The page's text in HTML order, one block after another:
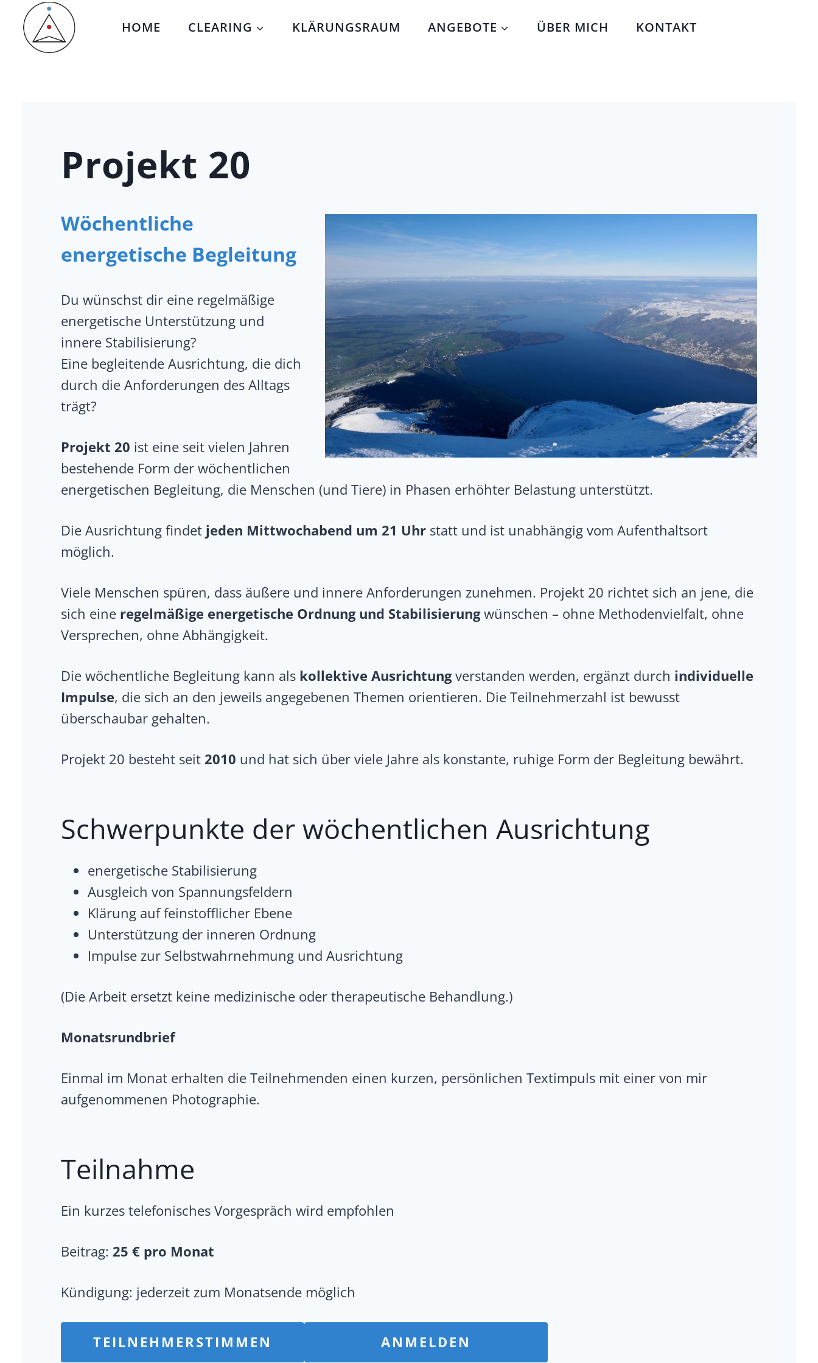
Zum
Inhalt
springen
HOME CLEARING KLÄRUNGSRAUM ANGEBOTE ÜBER MICH KONTAKT
Projekt 20
Wöchentliche
energetische Begleitung
Du wünschst dir eine regelmäßige
energetische Unterstützung und
innere Stabilisierung?
Eine begleitende Ausrichtung, die dich
durch die Anforderungen des Alltags
trägt?
Projekt 20 ist eine seit vielen Jahren
bestehende Form der wöchentlichen
energetischen Begleitung, die Menschen (und Tiere) in Phasen erhöhter Belastung unterstützt.
Die Ausrichtung findet jeden Mittwochabend um 21 Uhr statt und ist unabhängig vom Aufenthaltsort
möglich.
Viele Menschen spüren, dass äußere und innere Anforderungen zunehmen. Projekt 20 richtet sich an jene, die
sich eine regelmäßige energetische Ordnung und Stabilisierungwünschen – ohne Methodenvielfalt, ohne
Versprechen, ohne Abhängigkeit.
Die wöchentliche Begleitung kann als kollektive Ausrichtungverstanden werden, ergänzt durch individuelle
Impulse, die sich an den jeweils angegebenen Themen orientieren. Die Teilnehmerzahl ist bewusst
überschaubar gehalten.
Projekt 20 besteht seit 2010 und hat sich über viele Jahre als konstante, ruhige Form der Begleitung bewährt.
Schwerpunkte der wöchentlichen Ausrichtung
energetische Stabilisierung
Ausgleich von Spannungsfeldern
Klärung auf feinstofflicher Ebene
Unterstützung der inneren Ordnung
Impulse zur Selbstwahrnehmung und Ausrichtung
(Die Arbeit ersetzt keine medizinische oder therapeutische Behandlung.)
Monatsrundbrief
Einmal im Monat erhalten die Teilnehmenden einen kurzen, persönlichen Textimpuls mit einer von mir
aufgenommenen Photographie.
Teilnahme
Ein kurzes telefonisches Vorgespräch wird empfohlen
Beitrag: 25 € pro Monat
Kündigung: jederzeit zum Monatsende möglich
TEILNEHMERSTIMMEN ANMELDEN